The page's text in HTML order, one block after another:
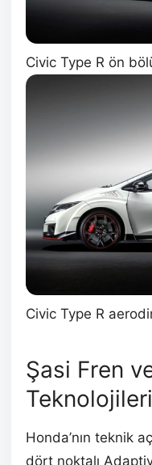
Civic Type R ön
Civic Type R
Şasi Fren
Teknolojileri
Honda’nın teknik
dört noktalı